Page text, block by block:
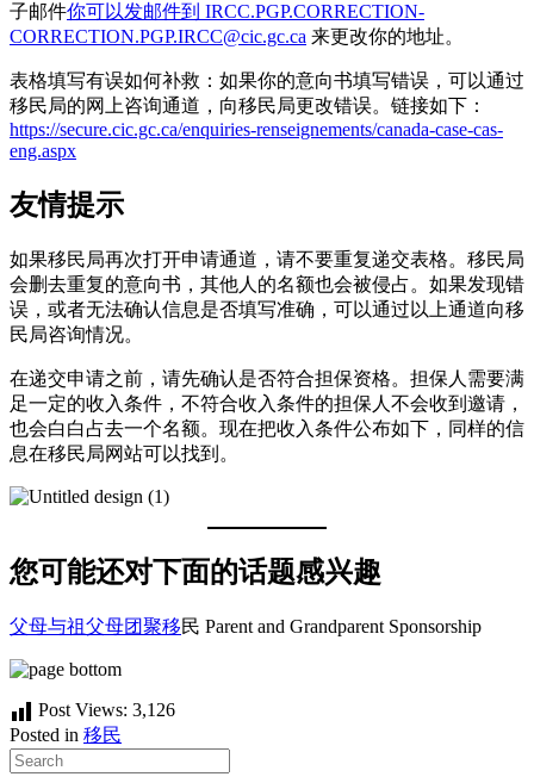
子邮件你可以发邮件到 IRCC.PGP.CORRECTION-
CORRECTION.PGP.IRCC@cic.gc.ca 来更改你的地址。
表格填写有误如何补救：如果你的意向书填写错误，可以通过
移民局的网上咨询通道，向移民局更改错误。链接如下：
https://secure.cic.gc.ca/enquiries-renseignements/canada-case-cas-
eng.aspx
友情提示
如果移民局再次打开申请通道，请不要重复递交表格。移民局
会删去重复的意向书，其他人的名额也会被侵占。如果发现错
误，或者无法确认信息是否填写准确，可以通过以上通道向移
民局咨询情况。
在递交申请之前，请先确认是否符合担保资格。担保人需要满
足一定的收入条件，不符合收入条件的担保人不会收到邀请，
也会白白占去一个名额。现在把收入条件公布如下，同样的信
息在移民局网站可以找到。
您可能还对下面的话题感兴趣
父母与祖父母团聚移民 Parent and Grandparent Sponsorship
Post Views: 3,126
Posted in 移民